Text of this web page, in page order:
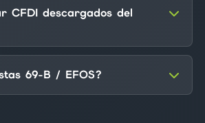
CFDI descargados del
69-B / EFOS?